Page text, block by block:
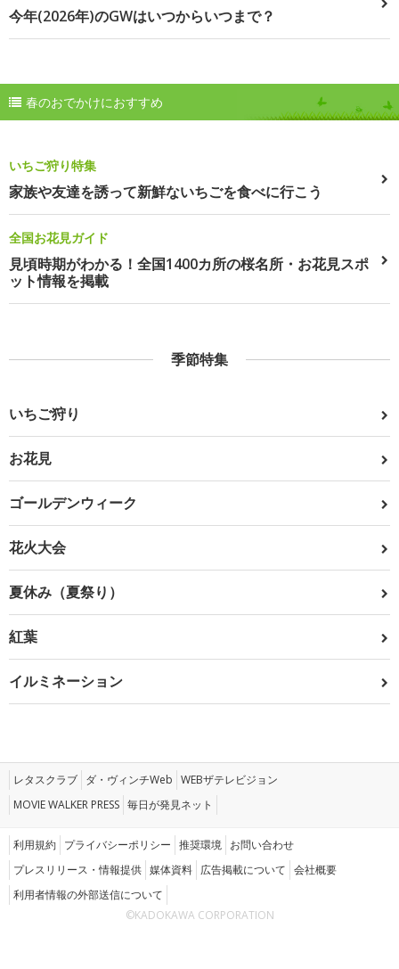
今年(2026年)のGWはいつからいつまで？
春のおでかけにおすすめ
いちご狩り特集
家族や友達を誘って新鮮ないちごを食べに行こう
全国お花見ガイド
見頃時期がわかる！全国1400カ所の桜名所・お花見スポ
ット情報を掲載
季節特集
いちご狩り
お花見
ゴールデンウィーク
花火大会
夏休み（夏祭り）
紅葉
イルミネーション
レタスクラブ ダ・ヴィンチWeb WEBザテレビジョン
MOVIE WALKER PRESS 毎日が発見ネット
利用規約 プライバシーポリシー 推奨環境 お問い合わせ
プレスリリース・情報提供 媒体資料 広告掲載について 会社概要
利用者情報の外部送信について
©KADOKAWA CORPORATION